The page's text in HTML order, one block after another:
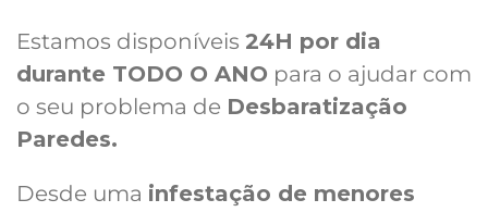
Estamos disponíveis 24H por dia
durante TODO O ANO para o ajudar com
o seu problema de Desbaratização
Paredes.
Desde uma infestação de menores